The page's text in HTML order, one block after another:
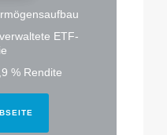
ETF-
% Rendite